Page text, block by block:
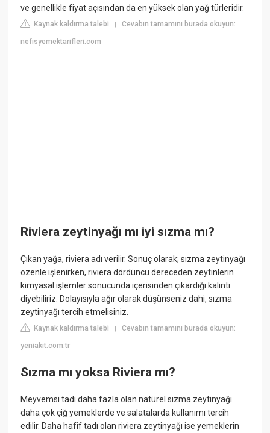
ve genellikle fiyat açısından da en yüksek olan yağ türleridir.
Kaynak kaldırma talebi |Cevabın tamamını burada okuyun:
nefisyemektarifleri.com
Riviera zeytinyağı mı iyi sızma mı?
Çıkan yağa, riviera adı verilir. Sonuç olarak; sızma zeytinyağı
özenle işlenirken, riviera dördüncü dereceden zeytinlerin
kimyasal işlemler sonucunda içerisinden çıkardığı kalıntı
diyebiliriz. Dolayısıyla ağır olarak düşünseniz dahi, sızma
zeytinyağı tercih etmelisiniz.
Kaynak kaldırma talebi |Cevabın tamamını burada okuyun:
yeniakit.com.tr
Sızma mı yoksa Riviera mı?
Meyvemsi tadı daha fazla olan natürel sızma zeytinyağı
daha çok çiğ yemeklerde ve salatalarda kullanımı tercih
edilir. Daha hafif tadı olan riviera zeytinyağı ise yemeklerin